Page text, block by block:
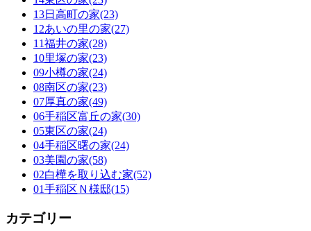
13日高町の家(23)
12あいの里の家(27)
11福井の家(28)
10里塚の家(23)
09小樽の家(24)
08南区の家(23)
07厚真の家(49)
06手稲区富丘の家(30)
05東区の家(24)
04手稲区曙の家(24)
03美園の家(58)
02白樺を取り込む家(52)
01手稲区Ｎ様邸(15)
カテゴリー